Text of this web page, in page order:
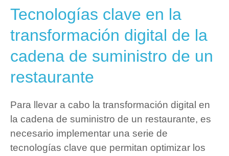
Tecnologías clave en la
transformación digital de la
cadena de suministro de un
restaurante
Para llevar a cabo la transformación digital en
la cadena de suministro de un restaurante, es
necesario implementar una serie de
tecnologías clave que permitan optimizar los